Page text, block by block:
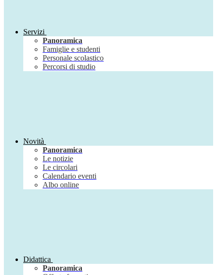
Servizi
Panoramica
Famiglie e studenti
Personale scolastico
Percorsi di studio
Novità
Panoramica
Le notizie
Le circolari
Calendario eventi
Albo online
Didattica
Panoramica